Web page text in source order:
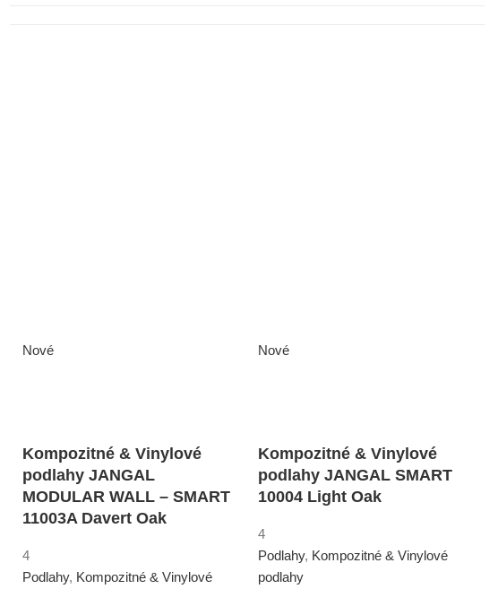
Nové
Kompozitné & Vinylové
podlahy JANGAL
MODULAR WALL – SMART
11003A Davert Oak
4
Podlahy, Kompozitné & Vinylové
Nové
Kompozitné & Vinylové
podlahy JANGAL SMART
10004 Light Oak
4
Podlahy, Kompozitné & Vinylové
podlahy